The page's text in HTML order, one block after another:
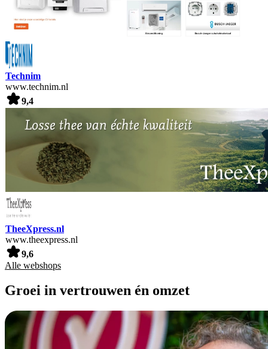
Technim
www.technim.nl
9,4
TheeXpress.nl
www.theexpress.nl
9,6
Alle webshops
Groei in vertrouwen én omzet